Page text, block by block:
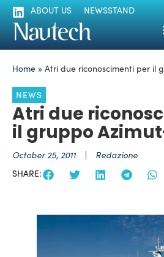
ABOUT US NEWSSTAND
Home » Atri due riconoscimenti per il
NEWS
Atri due
il gruppo
October 25, 2011
Redazione
SHARE: